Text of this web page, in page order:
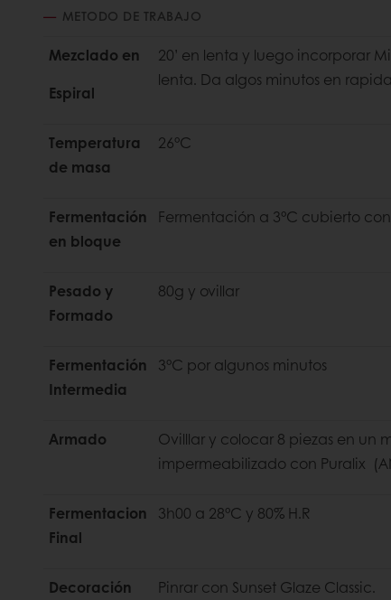
METODO DE TRABAJO
Mezclado en
Espiral
20’ en lenta y luego incorporar
lenta. Da algos minutos en
Temperatura
de masa
26°C
Fermentación
en bloque
Fermentación a 3°C cubierto
Pesado y
Formado
80g y ovillar
Fermentación
Intermedia
3°C por algunos minutos
Armado
Ovilllar y colocar 8 piezas en un
impermeabilizado con Puralix
Fermentacion
Final
3h00 a 28°C y 80% H.R
Decoración
Pinrar con Sunset Glaze Classic.